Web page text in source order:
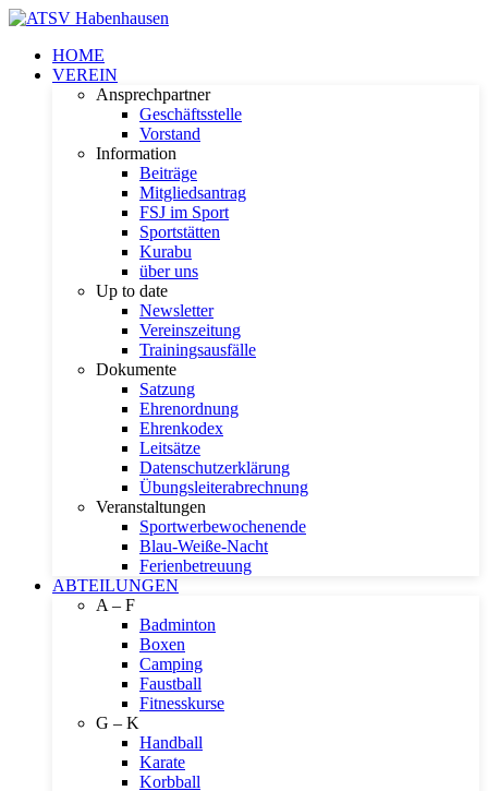
HOME
VEREIN
Ansprechpartner
Geschäftsstelle
Vorstand
Information
Beiträge
Mitgliedsantrag
FSJ im Sport
Sportstätten
Kurabu
über uns
Up to date
Newsletter
Vereinszeitung
Trainingsausfälle
Dokumente
Satzung
Ehrenordnung
Ehrenkodex
Leitsätze
Datenschutzerklärung
Übungsleiterabrechnung
Veranstaltungen
Sportwerbewochenende
Blau-Weiße-Nacht
Ferienbetreuung
ABTEILUNGEN
A – F
Badminton
Boxen
Camping
Faustball
Fitnesskurse
G – K
Handball
Karate
Korbball